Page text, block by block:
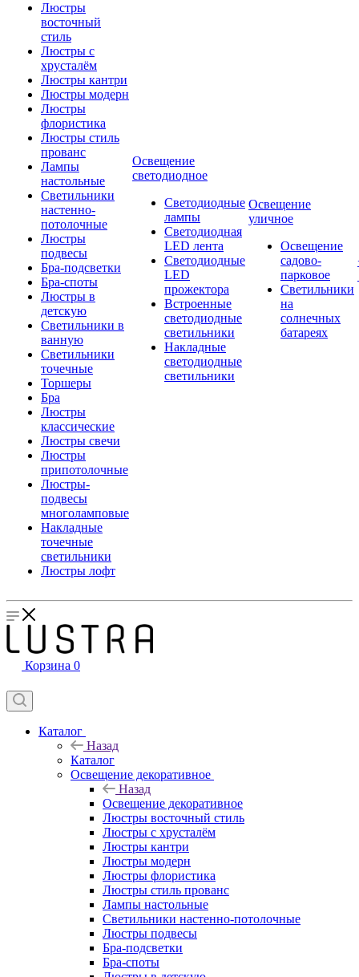
Люстры
восточный
стиль
Люстры с
хрусталём
Люстры кантри
Люстры модерн
Люстры
флористика
Люстры стиль
прованс
Лампы
настольные
Светильники
настенно-
потолочные
Люстры
подвесы
Бра-подсветки
Бра-споты
Люстры в
детскую
Светильники в
ванную
Светильники
точечные
Торшеры
Бра
Люстры
классические
Люстры свечи
Люстры
припотолочные
Люстры-
подвесы
многоламповые
Накладные
точечные
светильники
Люстры лофт
Освещение
светодиодное
Светодиодные
лампы
Светодиодная
LED лента
Светодиодные
LED
прожектора
Встроенные
светодиодные
светильники
Накладные
светодиодные
светильники
Освещение
уличное
Освещение
садово-
парковое
Светильники
на
солнечных
батареях
Корзина 0
Каталог
Назад
Каталог
Освещение декоративное
Назад
Освещение декоративное
Люстры восточный стиль
Люстры с хрусталём
Люстры кантри
Люстры модерн
Люстры флористика
Люстры стиль прованс
Лампы настольные
Светильники настенно-потолочные
Люстры подвесы
Бра-подсветки
Бра-споты